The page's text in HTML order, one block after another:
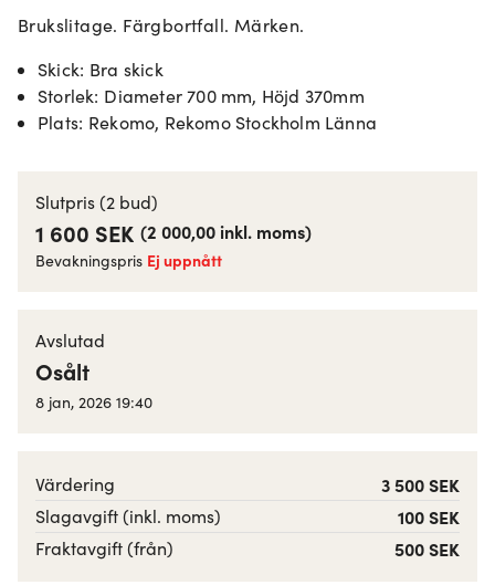
Brukslitage. Färgbortfall. Märken.
Skick: Bra skick
Storlek: Diameter 700 mm, Höjd 370mm
Plats: Rekomo, Rekomo Stockholm Länna
Slutpris(2 bud)
1 600 SEK (2 000,00 inkl. moms)
Bevakningspris Ej uppnått
Avslutad
Osålt
8 jan, 2026 19:40
Värdering 3 500 SEK
Slagavgift (inkl. moms) 100 SEK
Fraktavgift (från) 500 SEK